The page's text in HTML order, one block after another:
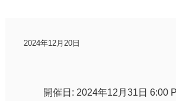
2024年12月20日
開催日: 2024年12月31日 6:00